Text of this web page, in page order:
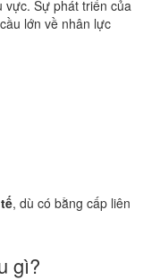
vực. Sự phát triển của
lớn về nhân lực
, dù có bằng cấp liên
gì?